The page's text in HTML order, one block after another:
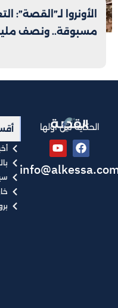
الأونروا
مسبوقة.. ونصف
الحكاية من أولها